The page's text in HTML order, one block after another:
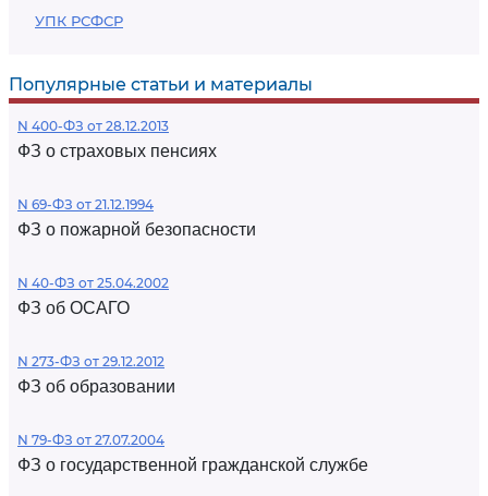
УПК РСФСР
Популярные статьи и материалы
N 400-ФЗ от 28.12.2013
ФЗ о страховых пенсиях
N 69-ФЗ от 21.12.1994
ФЗ о пожарной безопасности
N 40-ФЗ от 25.04.2002
ФЗ об ОСАГО
N 273-ФЗ от 29.12.2012
ФЗ об образовании
N 79-ФЗ от 27.07.2004
ФЗ о государственной гражданской службе